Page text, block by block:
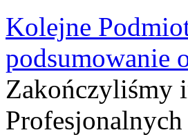
Kolejne
podsumowanie
Zakończyliśmy